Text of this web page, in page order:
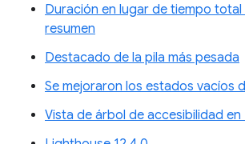
Duración en lugar de tiempo total
resumen
Destacado de la pila más pesada
Se mejoraron los estados vacíos
Vista de árbol de accesibilidad en